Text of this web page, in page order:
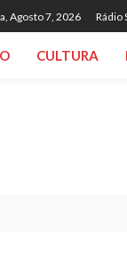
Agosto 7, 2026 Rádio
CULTURA